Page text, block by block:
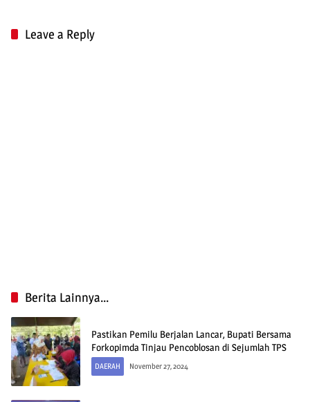
Leave a Reply
Berita Lainnya...
Pastikan Pemilu Berjalan Lancar, Bupati Bersama
Forkopimda Tinjau Pencoblosan di Sejumlah TPS
DAERAH November 27, 2024